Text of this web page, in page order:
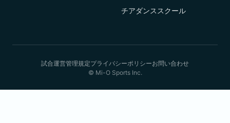
チアダンススクール
試合運営管理規定プライバシーポリシーお問い合わせ
© Mi-O Sports Inc.